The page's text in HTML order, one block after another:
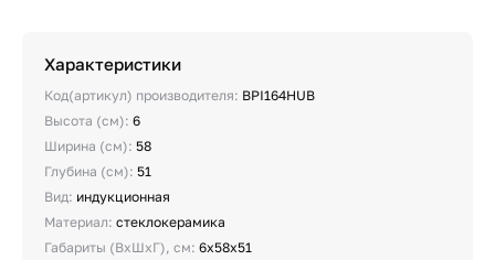
Характеристики
Код(артикул) производителя: BPI164HUB
Высота (см): 6
Ширина (см): 58
Глубина (см): 51
Вид: индукционная
Материал: стеклокерамика
Габариты (ВхШхГ), см: 6x58x51